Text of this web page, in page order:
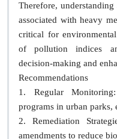
Therefore,
associated with heavy
critical for
of pollution indices
decision-making and
Recommendations
1. Regular
programs in urban parks,
2. Remediation
amendments to reduce